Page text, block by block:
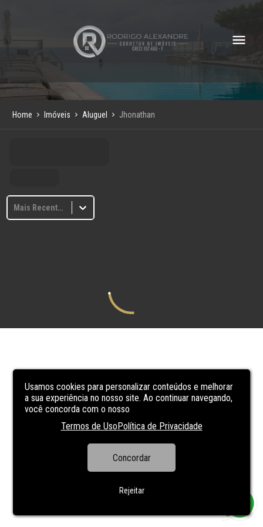
Usamos cookies para personalizar conteúdos e melhorar
a sua experiência no nosso site. Ao continuar navegando,
você concorda com o nosso
Termos de UsoPolítica de Privacidade
Concordar
Rejeitar
Home Imóveis Aluguel Jhonathan
Mais Recentes